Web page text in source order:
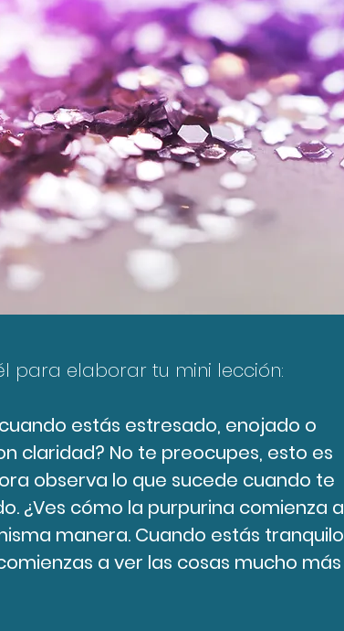
para elaborar tu mini lección:
estás estresado, enojado o
claridad? No te preocupes, esto es
observa lo que sucede cuando te
¿Ves cómo la purpurina comienza a
manera. Cuando estás tranquilo
a ver las cosas mucho más